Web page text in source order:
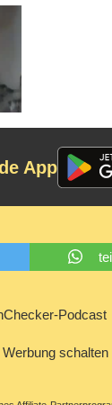
App
Podcast
Werbung schalten